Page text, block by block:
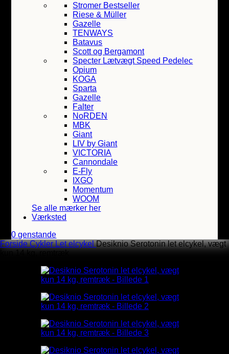
Stromer Bestseller
Riese & Müller
Gazelle
TENWAYS
Batavus
Scott og Bergamont
Specter Lætvægt Speed Pedelec
Opium
KOGA
Sparta
Gazelle
Falter
NoRDEN
MBK
Giant
LIV by Giant
VICTORIA
Cannondale
E-Fly
IXGO
Momentum
WOOM
Se alle mærker her
Værksted
0genstande
ForsideCyklerLet elcykelDesiknio Serotonin let elcykel, vægt